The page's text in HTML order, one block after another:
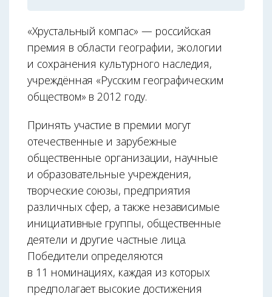
«Хрустальный компас» — российская
премия в области географии, экологии
и сохранения культурного наследия,
учреждённая «Русским географическим
обществом» в 2012 году.
Принять участие в премии могут
отечественные и зарубежные
общественные организации, научные
и образовательные учреждения,
творческие союзы, предприятия
различных сфер, а также независимые
инициативные группы, общественные
деятели и другие частные лица.
Победители определяются
в 11 номинациях, каждая из которых
предполагает высокие достижения